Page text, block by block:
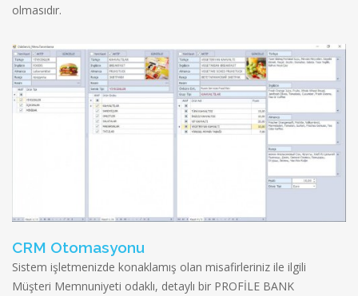
olmasıdır.
CRM Otomasyonu
Sistem işletmenizde konaklamış olan misafirleriniz ile ilgili
Müşteri Memnuniyeti odaklı, detaylı bir PROFİLE BANK